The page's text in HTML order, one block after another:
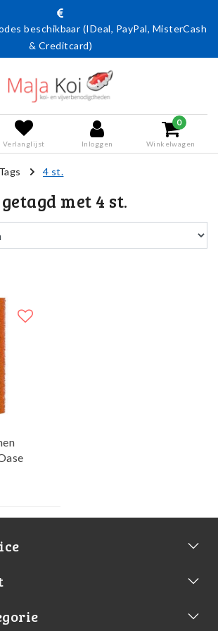
beschikbaar (IDeal, PayPal, MisterCash
& Creditcard)
Verlanglijst Inloggen
0
Winkelwagen
Tags 4 st.
met 4 st.
Maja